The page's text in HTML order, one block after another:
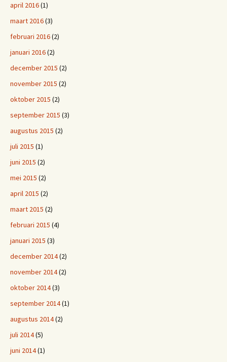
april 2016(1)
maart 2016(3)
februari 2016(2)
januari 2016(2)
december 2015 (2)
november 2015 (2)
oktober 2015 (2)
september 2015 (3)
augustus 2015 (2)
juli 2015 (1)
juni 2015 (2)
mei 2015 (2)
april 2015 (2)
maart 2015 (2)
februari 2015 (4)
januari 2015 (3)
december 2014(2)
november 2014(2)
oktober 2014(3)
september 2014(1)
augustus 2014(2)
juli 2014(5)
juni 2014(1)